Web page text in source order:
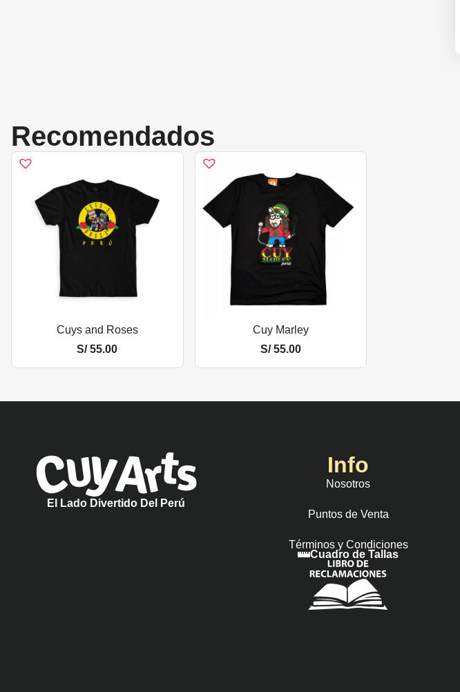
Recomendados
Cuys and Roses
S/55.00
Cuy Marley
S/55.00
El Lado Divertido Del Perú
Info
Nosotros
Puntos de Venta
Términos y Condiciones
Cuadro de Tallas